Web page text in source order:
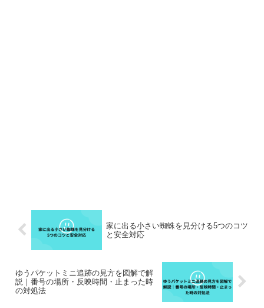
家に出る小さい蜘蛛を見分ける5つのコツ
と安全対応
ゆうパケットミニ追跡の見方を図解で解
説｜番号の場所・反映時間・止まった時
の対処法